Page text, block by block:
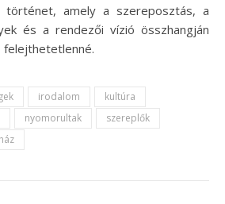
történet, amely a szereposztás, a
és a rendezői vízió összhangján
felejthetetlenné.
irodalom
kultúra
nyomorultak
szereplők